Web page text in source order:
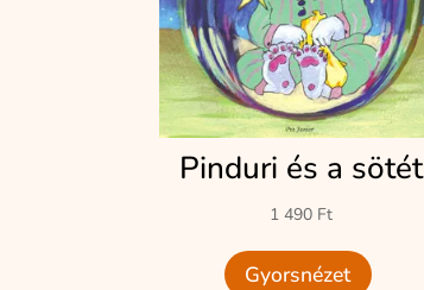
Pinduri és a sötét
1 490 Ft
Gyorsnézet